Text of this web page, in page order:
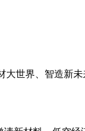
世界、智造新